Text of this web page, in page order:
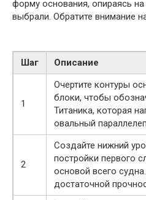
форму основания, опираясь
выбрали. Обратите внимание
Шаг Описание
1
Очертите контуры
блоки, чтобы
Титаника, которая
овальный
2
Создайте нижний
постройки первого
основой всего
достаточной